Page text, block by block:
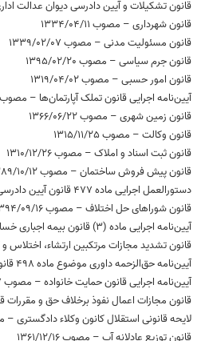
قانون تشکیلات و آیین دادرسی دیوان عدالت اداری –
قانون شهرداری – مصوب 1334/04/11
قانون مسئولیت مدنی – مصوب 1339/02/07
قانون جرم سیاسی – مصوب 1395/02/20
قانون امور حسبی – مصوب 1319/04/02
آیین‌نامه اجرایی قانون تملک آپارتمان‌ها – مصوب 1347/02/08
قانون زمین شهری – مصوب 1366/06/22
قانون وکالت – مصوب 1315/11/25
قانون ثبت اسناد و املاک – مصوب 1310/12/26
قانون پیش فروش ساختمان – مصوب 1389/10/12
دستورالعمل اجرایی ماده 477 قانون آیین دادرسی کیفری – مصوب 1398/09/07
قانون شوراهای حل اختلاف – مصوب 1394/09/16
آیین‌نامه اجرایی قانون حمایت خانواده – مصوب 1393/11/27
قانون مجازات اعمال نفوذ برخلاف حق و مقررات
لایحه قانونی استقلال کانون وکلاء دادگستری – مصوب
قانون توزیع عادلانه آب – مصوب 1361/12/16